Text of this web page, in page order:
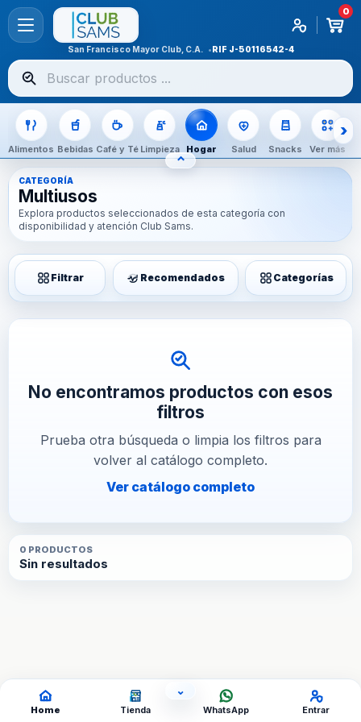
0
San Francisco Mayor Club, C.A. RIF J-50116542-4
Buscar
productos
Alimentos Bebidas Café y Té Limpieza Hogar Salud Snacks Ver más
⌃OCULTAR CATEGORÍAS
CATEGORÍA
Multiusos
Explora productos seleccionados de esta categoría con
disponibilidad y atención Club Sams.
Filtrar Recomendados Categorías
No encontramos productos con esos
filtros
Prueba otra búsqueda o limpia los filtros para
volver al catálogo completo.
Ver catálogo completo
0 PRODUCTOS
Sin resultados
⌄OCULTAR ACCESOS
Home Tienda WhatsApp Entrar